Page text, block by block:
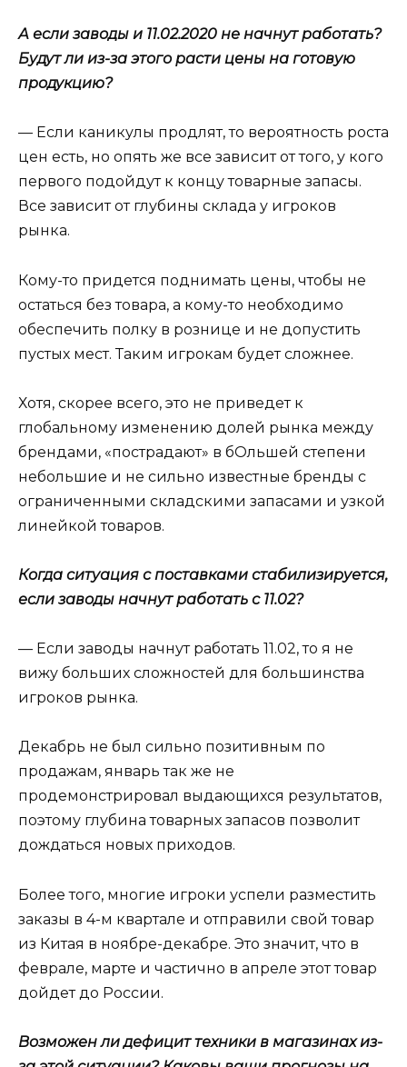
А если заводы и 11.02.2020 не начнут работать?
Будут ли из-за этого расти цены на готовую
продукцию?
— Если каникулы продлят, то вероятность роста
цен есть, но опять же все зависит от того, у кого
первого подойдут к концу товарные запасы.
Все зависит от глубины склада у игроков
рынка.
Кому-то придется поднимать цены, чтобы не
остаться без товара, а кому-то необходимо
обеспечить полку в рознице и не допустить
пустых мест. Таким игрокам будет сложнее.
Хотя, скорее всего, это не приведет к
глобальному изменению долей рынка между
брендами, «пострадают» в бОльшей степени
небольшие и не сильно известные бренды с
ограниченными складскими запасами и узкой
линейкой товаров.
Когда ситуация с поставками стабилизируется,
если заводы начнут работать с 11.02?
— Если заводы начнут работать 11.02, то я не
вижу больших сложностей для большинства
игроков рынка.
Декабрь не был сильно позитивным по
продажам, январь так же не
продемонстрировал выдающихся результатов,
поэтому глубина товарных запасов позволит
дождаться новых приходов.
Более того, многие игроки успели разместить
заказы в 4-м квартале и отправили свой товар
из Китая в ноябре-декабре. Это значит, что в
феврале, марте и частично в апреле этот товар
дойдет до России.
Возможен ли дефицит техники в магазинах из-